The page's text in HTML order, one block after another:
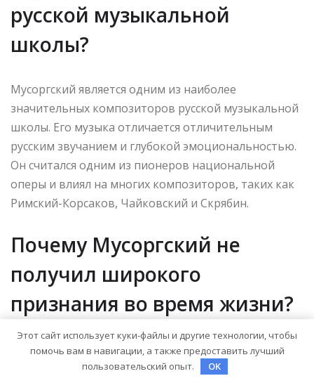
русской музыкальной
школы?
Мусоргский является одним из наиболее
значительных композиторов русской музыкальной
школы. Его музыка отличается отличительным
русским звучанием и глубокой эмоциональностью.
Он считался одним из пионеров национальной
оперы и влиял на многих композиторов, таких как
Римский-Корсаков, Чайковский и Скрябин.
Почему Мусоргский не
получил широкого
признания во время жизни?
Во время жизни Мусоргского его музыка не
получила широкого признания и исполнения. Он
Этот сайт использует куки-файлы и другие технологии, чтобы
помочь вам в навигации, а также предоставить лучший
пользовательский опыт.
OK